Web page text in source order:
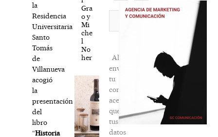
la
Residencia
Universitaria
Santo
Tomás
de
Villanueva
acogió
la
presentación
del
libro
“Historia
Gra
o y
Mi
che
l
No
her
la
newsletter
Al
enviar
tu
comentario,
aceptas
que
tus
datos